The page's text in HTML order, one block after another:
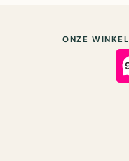
ONZE WINKEL